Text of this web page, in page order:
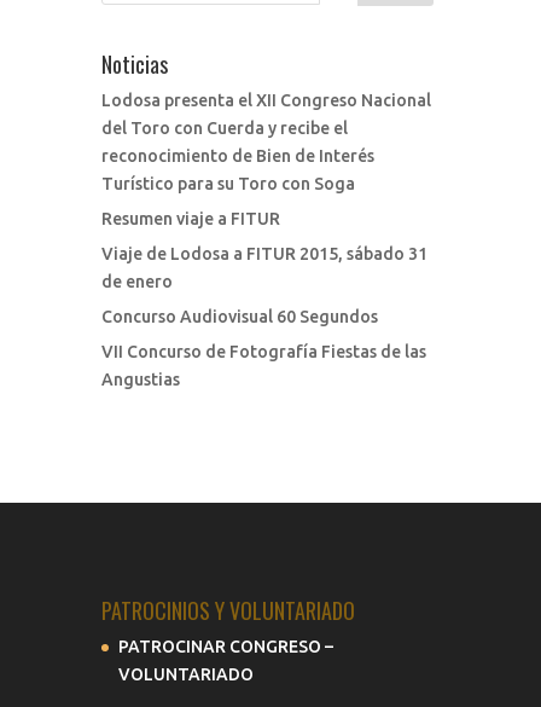
Noticias
Lodosa presenta el XII Congreso Nacional
del Toro con Cuerda y recibe el
reconocimiento de Bien de Interés
Turístico para su Toro con Soga
Resumen viaje a FITUR
Viaje de Lodosa a FITUR 2015, sábado 31
de enero
Concurso Audiovisual 60 Segundos
VII Concurso de Fotografía Fiestas de las
Angustias
PATROCINIOS Y VOLUNTARIADO
PATROCINAR CONGRESO –
VOLUNTARIADO